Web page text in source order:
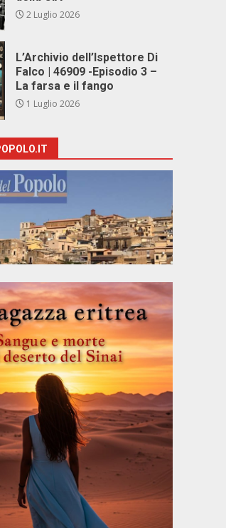
2 Luglio 2026
L’Archivio dell’Ispettore Di
Falco | 46909 -Episodio 3 –
La farsa e il fango
1 Luglio 2026